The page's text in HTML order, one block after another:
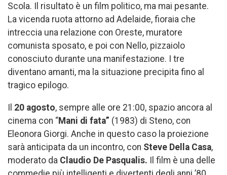
Scola. Il risultato è un film politico, ma mai pesante.
La vicenda ruota attorno ad Adelaide, fioraia che
intreccia una relazione con Oreste, muratore
comunista sposato, e poi con Nello, pizzaiolo
conosciuto durante una manifestazione. I tre
diventano amanti, ma la situazione precipita fino al
tragico epilogo.
Il 20 agosto, sempre alle ore 21:00, spazio ancora al
cinema con “Mani di fata” (1983) di Steno, con
Eleonora Giorgi. Anche in questo caso la proiezione
sarà anticipata da un incontro, con Steve Della Casa,
moderato da Claudio De Pasqualis. Il film è una delle